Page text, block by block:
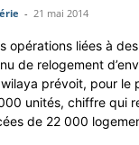
- 21 mai 2014
opérations liées à
de relogement
prévoit, pour le
unités, chiffre qui
de 22 000